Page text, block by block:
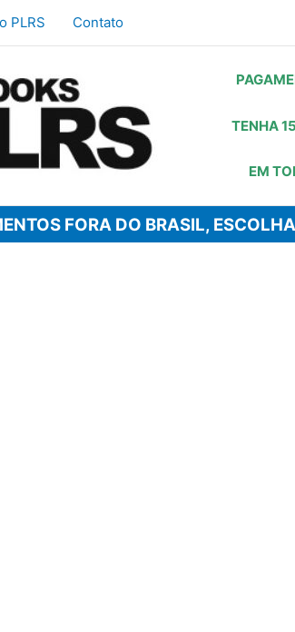
PLRS Contato
TENHA
EM
FORA DO BRASIL,